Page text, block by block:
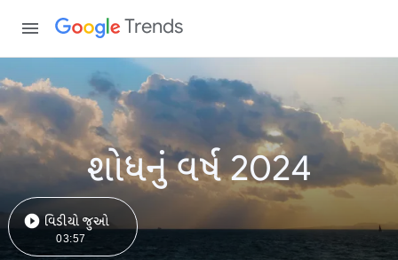
Trends
શોધનું વર્ષ 2024
વિડીયો જુઓ
03:57